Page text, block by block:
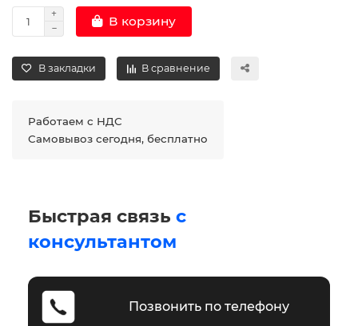
В корзину
В закладки В сравнение
Работаем с НДС
Самовывоз сегодня, бесплатно
Быстрая связь с
консультантом
Позвонить по телефону